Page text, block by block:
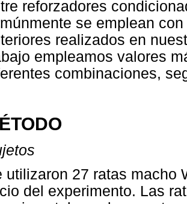
reforzadores
se emplean
realizados en
empleamos valores
combinaciones,
utilizaron 27 ratas macho
del experimento. Las